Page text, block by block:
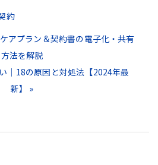
約
アプラン＆契約書の電子化・共有
方法を解説
｜18の原因と対処法【2024年最
新】 »